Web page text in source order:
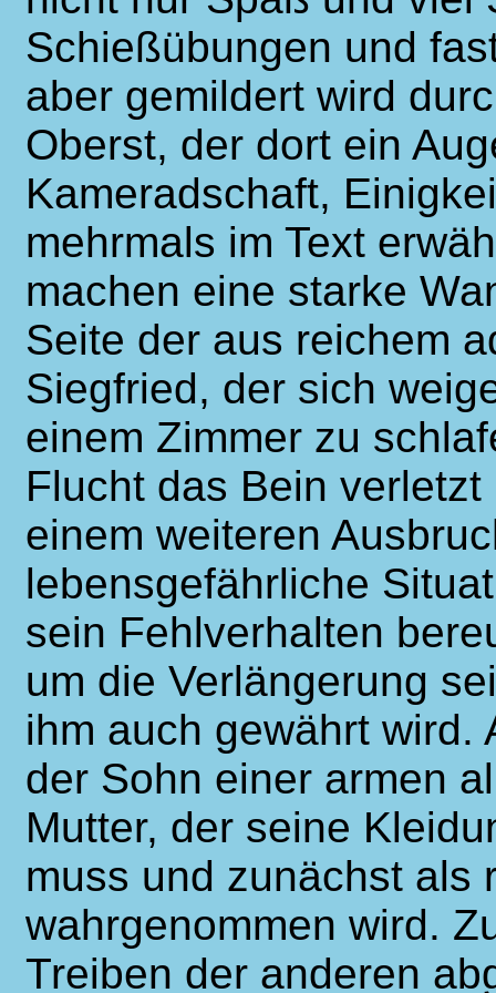
Schießübungen und
aber gemildert wird
Oberst, der dort ein
Kameradschaft,
mehrmals im Text
machen eine starke
Seite der aus reichem
Siegfried, der sich
einem Zimmer zu
Flucht das Bein
einem weiteren
lebensgefährliche
sein Fehlverhalten
um die Verlängerung
ihm auch gewährt wird.
der Sohn einer armen
Mutter, der seine
muss und zunächst als
wahrgenommen wird.
Treiben der anderen